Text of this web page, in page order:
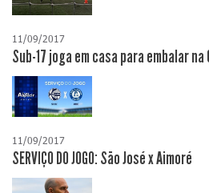
11/09/2017
Sub-17 joga em casa para embalar
11/09/2017
SERVIÇO DO JOGO: São José x Aimoré